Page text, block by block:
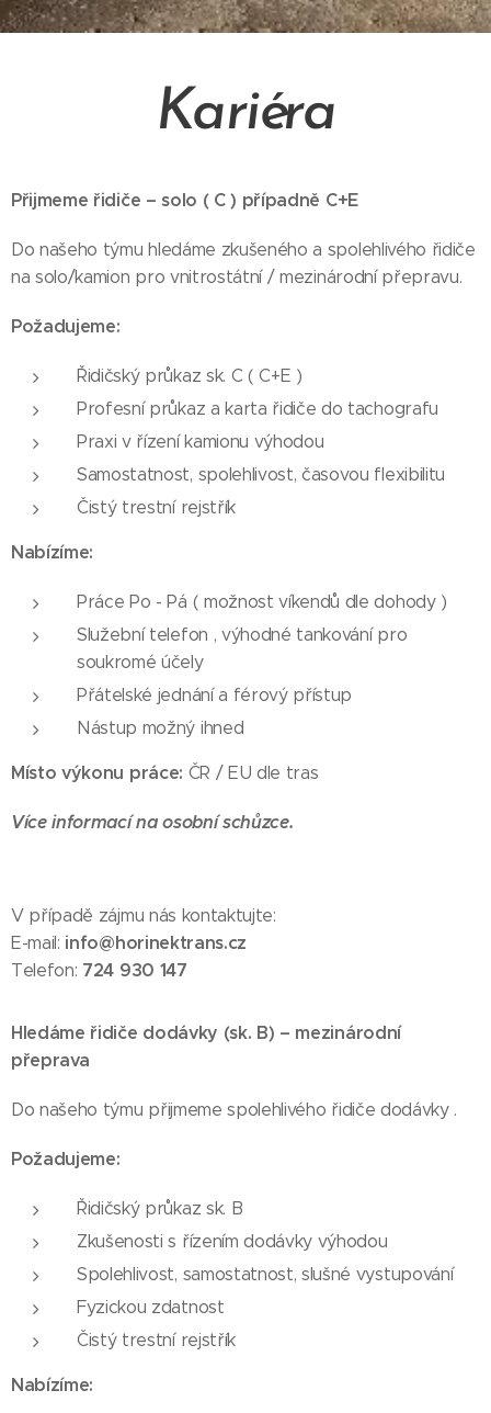
Kariéra
Přijmeme řidiče – solo ( C ) případně C+E
Do našeho týmu hledáme zkušeného a spolehlivého řidiče
na solo/kamion pro vnitrostátní / mezinárodní přepravu.
Požadujeme:
Řidičský průkaz sk. C ( C+E )
Profesní průkaz a karta řidiče do tachografu
Praxi v řízení kamionu výhodou
Samostatnost, spolehlivost, časovou flexibilitu
Čistý trestní rejstřík
Nabízíme:
Práce Po - Pá ( možnost víkendů dle dohody )
Služební telefon , výhodné tankování pro
soukromé účely
Přátelské jednání a férový přístup
Nástup možný ihned
Místo výkonu práce: ČR / EU dle tras
Více informací na osobní schůzce.
V případě zájmu nás kontaktujte:
E-mail: info@horinektrans.cz
Telefon: 724 930 147
Hledáme řidiče dodávky (sk. B) – mezinárodní
přeprava
Do našeho týmu přijmeme spolehlivého řidiče dodávky .
Požadujeme:
Řidičský průkaz sk. B
Zkušenosti s řízením dodávky výhodou
Spolehlivost, samostatnost, slušné vystupování
Fyzickou zdatnost
Čistý trestní rejstřík
Nabízíme: